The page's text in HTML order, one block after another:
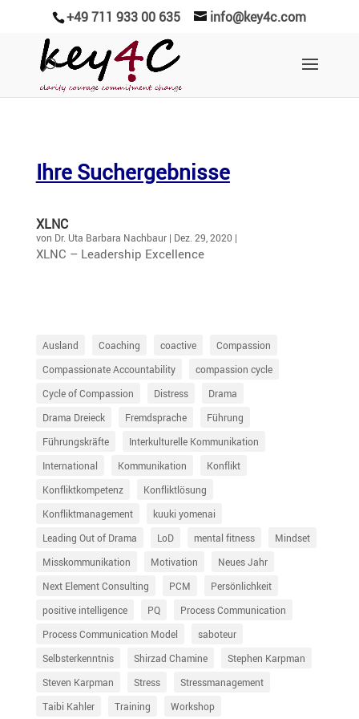
+49 711 933 00 635 info@key4c.com
Ihre Suchergebnisse
XLNC
von Dr. Uta Barbara Nachbaur| Dez. 29, 2020 |
XLNC – Leader­ship Excellence
Ausland Coaching coactive
Compassion
Compassionate Accountability
compassion cycle
Cycle of Compassion
Distress
Drama
Drama Dreieck
Fremdsprache
Führung
Führungskräfte
Interkulturelle Kommunikation
International
Kommunikation
Konflikt
Konfliktkompetenz
Konfliktlösung
Konfliktmanagement
kuuki yomenai
Leading Out of Drama
LoD mental fitness
Mindset
Misskommunikation
Motivation
Neues Jahr
Next Element Consulting
PCM
Persönlichkeit
positive intelligence
PQ
Process Communication
Process Communication Model
saboteur
Selbsterkenntnis
Shirzad Chamine
Stephen Karpman
Steven Karpman
Stress
Stressmanagement
Taibi Kahler
Training Workshop